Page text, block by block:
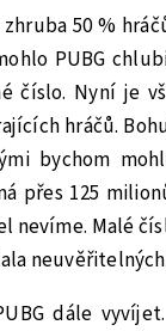
50 %
PUBG
číslo. Nyní je
hráčů.
bychom
přes 125
nevíme. Malé
dále